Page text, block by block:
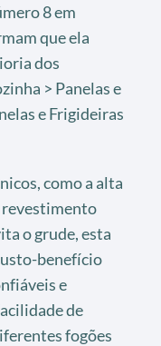
8 em
que ela
dos
> Panelas e
e Frigideiras
como a alta
revestimento
o grude, esta
benefício
e
de
fogões